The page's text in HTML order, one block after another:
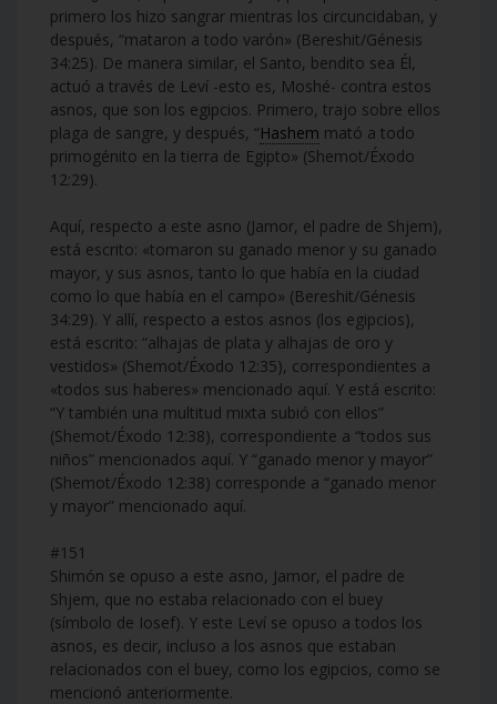
primero los hizo sangrar mientras los circuncidaban, y
después, “mataron a todo varón» (Bereshit/Génesis
34:25). De manera similar, el Santo, bendito sea Él,
actuó a través de Leví -esto es, Moshé- contra estos
asnos, que son los egipcios. Primero, trajo sobre ellos
plaga de sangre, y después, “Hashem mató a todo
primogénito en la tierra de Egipto» (Shemot/Éxodo
12:29).
Aquí, respecto a este asno (Jamor, el padre de Shjem),
está escrito: «tomaron su ganado menor y su ganado
mayor, y sus asnos, tanto lo que había en la ciudad
como lo que había en el campo» (Bereshit/Génesis
34:29). Y allí, respecto a estos asnos (los egipcios),
está escrito: “alhajas de plata y alhajas de oro y
vestidos» (Shemot/Éxodo 12:35), correspondientes a
«todos sus haberes» mencionado aquí. Y está escrito:
“Y también una multitud mixta subió con ellos”
(Shemot/Éxodo 12:38), correspondiente a “todos sus
niños” mencionados aquí. Y “ganado menor y mayor”
(Shemot/Éxodo 12:38) corresponde a “ganado menor
y mayor” mencionado aquí.
#151
Shimón se opuso a este asno, Jamor, el padre de
Shjem, que no estaba relacionado con el buey
(símbolo de Iosef). Y este Leví se opuso a todos los
asnos, es decir, incluso a los asnos que estaban
relacionados con el buey, como los egipcios, como se
mencionó anteriormente.